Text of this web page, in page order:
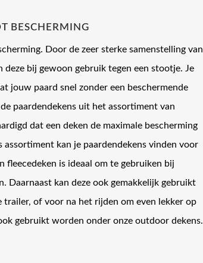
kan
gekozen
op
de
productpagina
BESCHERMING
Door de zeer sterke samenstelling van
deze bij gewoon gebruik tegen een stootje. Je
jouw paard snel zonder een beschermende
paardendekens uit het assortiment van
dat een deken de maximale bescherming
assortiment kan je paardendekens vinden voor
fleecedeken is ideaal om te gebruiken bij
Daarnaast kan deze ook gemakkelijk gebruikt
trailer, of voor na het rijden om even lekker op
gebruikt worden onder onze outdoor dekens.